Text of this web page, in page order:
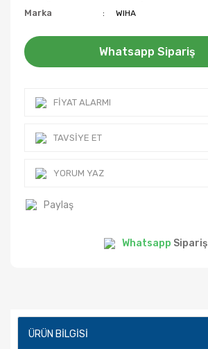
Marka WIHA
Whatsapp Sipariş
FIYAT ALARMI
TAVSIYE ET
YORUM YAZ
Paylaş
Whatsapp Sipariş
ÜRÜN BILGISI